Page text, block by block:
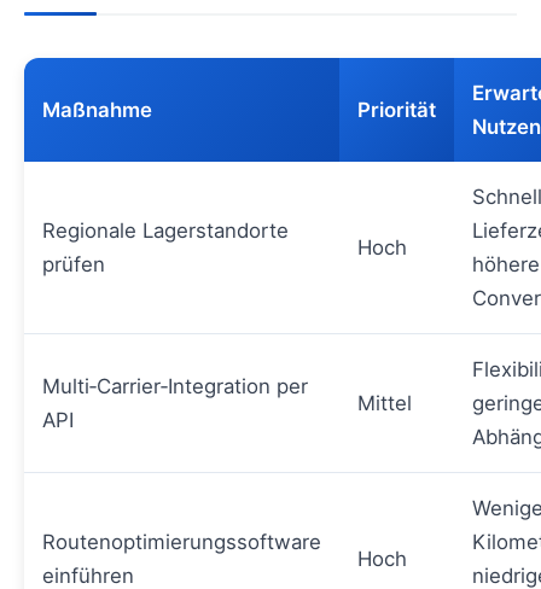
Maßnahme Priorität
Nutzen
Regionale Lagerstandorte
prüfen
Hoch
höhere
Multi‑Carrier‑Integration per
API
Mittel
Routenoptimierungssoftware
einführen
Hoch